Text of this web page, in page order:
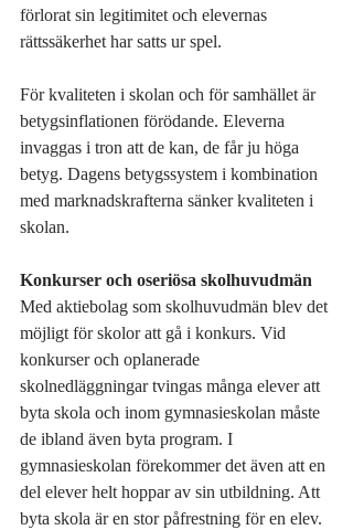
förlorat sin legitimitet och elevernas
rättssäkerhet har satts ur spel.
För kvaliteten i skolan och för samhället är
betygsinflationen förödande. Eleverna
invaggas i tron att de kan, de får ju höga
betyg. Dagens betygssystem i kombination
med marknadskrafterna sänker kvaliteten i
skolan.
Konkurser och oseriösa skolhuvudmän
Med aktiebolag som skolhuvudmän blev det
möjligt för skolor att gå i konkurs. Vid
konkurser och oplanerade
skolnedläggningar tvingas många elever att
byta skola och inom gymnasieskolan måste
de ibland även byta program. I
gymnasieskolan förekommer det även att en
del elever helt hoppar av sin utbildning. Att
byta skola är en stor påfrestning för en elev.